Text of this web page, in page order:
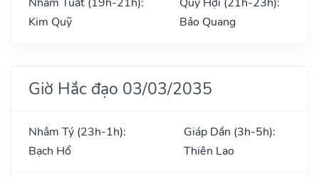
Kim Quỹ
Bảo Quang
Giờ Hắc đạo 03/03/2035
Nhâm Tý (23h-1h):
Bạch Hổ
Giáp Dần (3h-5h):
Thiên Lao